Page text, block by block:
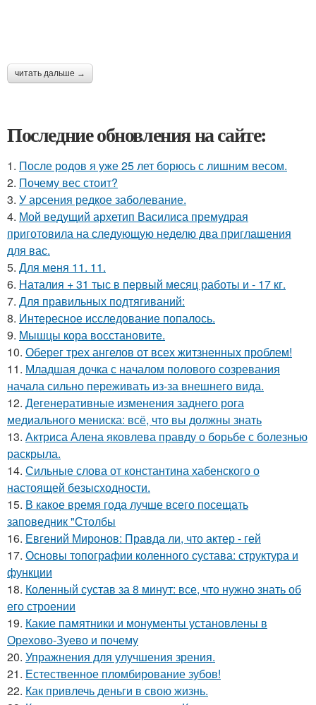
читать дальше →
Последние обновления на сайте:
1. После родов я уже 25 лет борюсь с лишним весом.
2. Почему вес стоит?
3. У арсения редкое заболевание.
4. Мой ведущий архетип Василиса премудрая
приготовила на следующую неделю два приглашения
для вас.
5. Для меня 11. 11.
6. Наталия + 31 тыс в первый месяц работы и - 17 кг.
7. Для правильных подтягиваний:
8. Интересное исследование попалось.
9. Мышцы кора восстановите.
10. Оберег трех ангелов от всех житзненных проблем!
11. Младшая дочка с началом полового созревания
начала сильно переживать из-за внешнего вида.
12. Дегенеративные изменения заднего рога
медиального мениска: всё, что вы должны знать
13. Актриса Алена яковлева правду о борьбе с болезнью
раскрыла.
14. Сильные слова от константина хабенского о
настоящей безысходности.
15. В какое время года лучше всего посещать
заповедник "Столбы
16. Евгений Миронов: Правда ли, что актер - гей
17. Основы топографии коленного сустава: структура и
функции
18. Коленный сустав за 8 минут: все, что нужно знать об
его строении
19. Какие памятники и монументы установлены в
Орехово-Зуево и почему
20. Упражнения для улучшения зрения.
21. Естественное пломбирование зубов!
22. Как привлечь деньги в свою жизнь.